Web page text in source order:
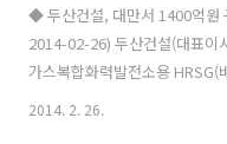
◆ 두산건설, 대만서 1400억원
2014-02-26) 두산건설(대표이
가스복합화력발전소용
은 지난 24일 발주처인 미츠비
2014. 2. 26.